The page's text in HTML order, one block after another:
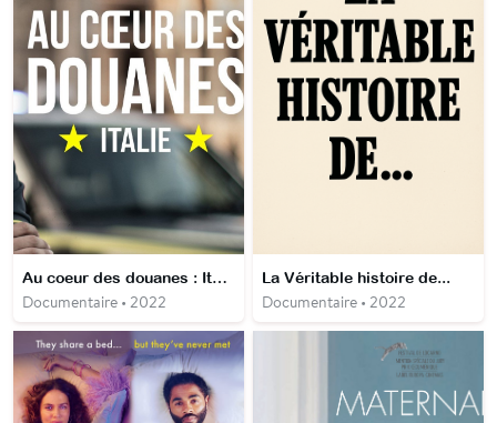
Au coeur des douanes : Italie
Documentaire • 2022
La Véritable histoire de...
Documentaire • 2022